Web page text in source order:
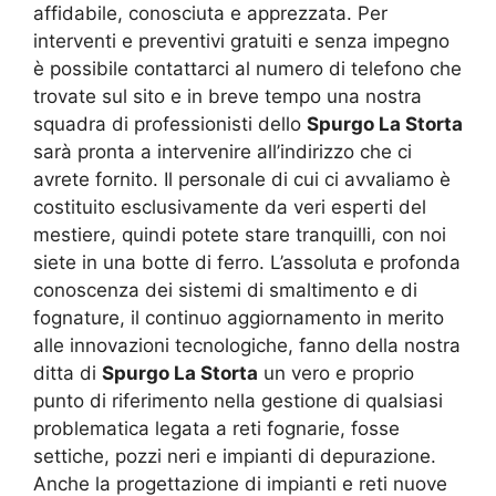
affidabile, conosciuta e apprezzata. Per
interventi e preventivi gratuiti e senza impegno
è possibile contattarci al numero di telefono che
trovate sul sito e in breve tempo una nostra
squadra di professionisti dello Spurgo La Storta
sarà pronta a intervenire all’indirizzo che ci
avrete fornito. Il personale di cui ci avvaliamo è
costituito esclusivamente da veri esperti del
mestiere, quindi potete stare tranquilli, con noi
siete in una botte di ferro. L’assoluta e profonda
conoscenza dei sistemi di smaltimento e di
fognature, il continuo aggiornamento in merito
alle innovazioni tecnologiche, fanno della nostra
ditta di Spurgo La Storta un vero e proprio
punto di riferimento nella gestione di qualsiasi
problematica legata a reti fognarie, fosse
settiche, pozzi neri e impianti di depurazione.
Anche la progettazione di impianti e reti nuove